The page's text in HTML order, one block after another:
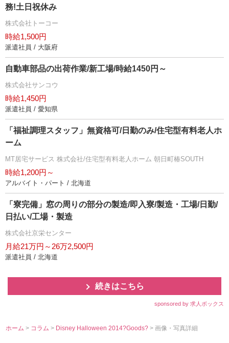
務!土日祝休み
株式会社トーコー
時給1,500円
派遣社員 / 大阪府
自動車部品の出荷作業/新工場/時給1450円～
株式会社サンコウ
時給1,450円
派遣社員 / 愛知県
「福祉調理スタッフ」無資格可/日勤のみ/住宅型有料老人ホ
ーム
MT居宅サービス 株式会社/住宅型有料老人ホーム 朝日町椿SOUTH
時給1,200円～
アルバイト・パート / 北海道
「寮完備」窓の周りの部分の製造/即入寮/製造・工場/日勤/
日払い/工場・製造
株式会社京栄センター
月給21万円～26万2,500円
派遣社員 / 北海道
続きはこちら
sponsored by 求人ボックス
ホーム > コラム> Disney Halloween 2014?Goods?> 画像・写真詳細